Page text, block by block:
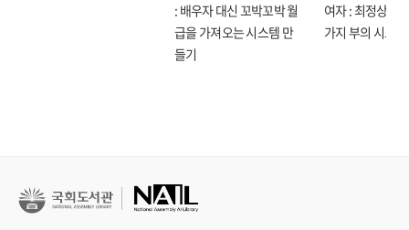
: 배우자 대신 꼬박꼬박 월
급을 가져오는 시스템 만
들기
여자 : 최정상으
가지 부의 시크릿